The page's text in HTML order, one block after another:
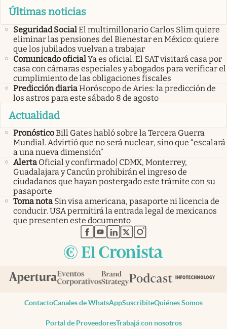
Últimas noticias
Seguridad SocialEl multimillonario Carlos Slim quiere
eliminar las pensiones del Bienestar en México: quiere
que los jubilados vuelvan a trabajar
Comunicado oficialYa es oficial. El SAT visitará casa por
casa con cámaras especiales y abogados para verificar el
cumplimiento de las obligaciones fiscales
Predicción diariaHoróscopo de Aries: la predicción de
los astros para este sábado 8 de agosto
Actualidad
PronósticoBill Gates habló sobre la Tercera Guerra
Mundial. Advirtió que no será nuclear, sino que “escalará
a una nueva dimensión”
Alerta Oficial y confirmado| CDMX, Monterrey,
Guadalajara y Cancún prohibirán el ingreso de
ciudadanos que hayan postergado este trámite con su
pasaporte
Toma nota Sin visa americana, pasaporte ni licencia de
conducir. USA permitirá la entrada legal de mexicanos
que presenten este documento
abre en nueva pestaña
abre en nueva pestaña
abre en nueva pestaña
abre en nueva pestaña
abre en nueva pestaña
ContactoCanales de WhatsAppSuscribiteQuiénes Somos
Portal de ProveedoresTrabajá con nosotros